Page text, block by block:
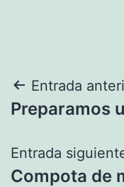
de
entradas
Entrada
Preparamos
Entrada
Compota de